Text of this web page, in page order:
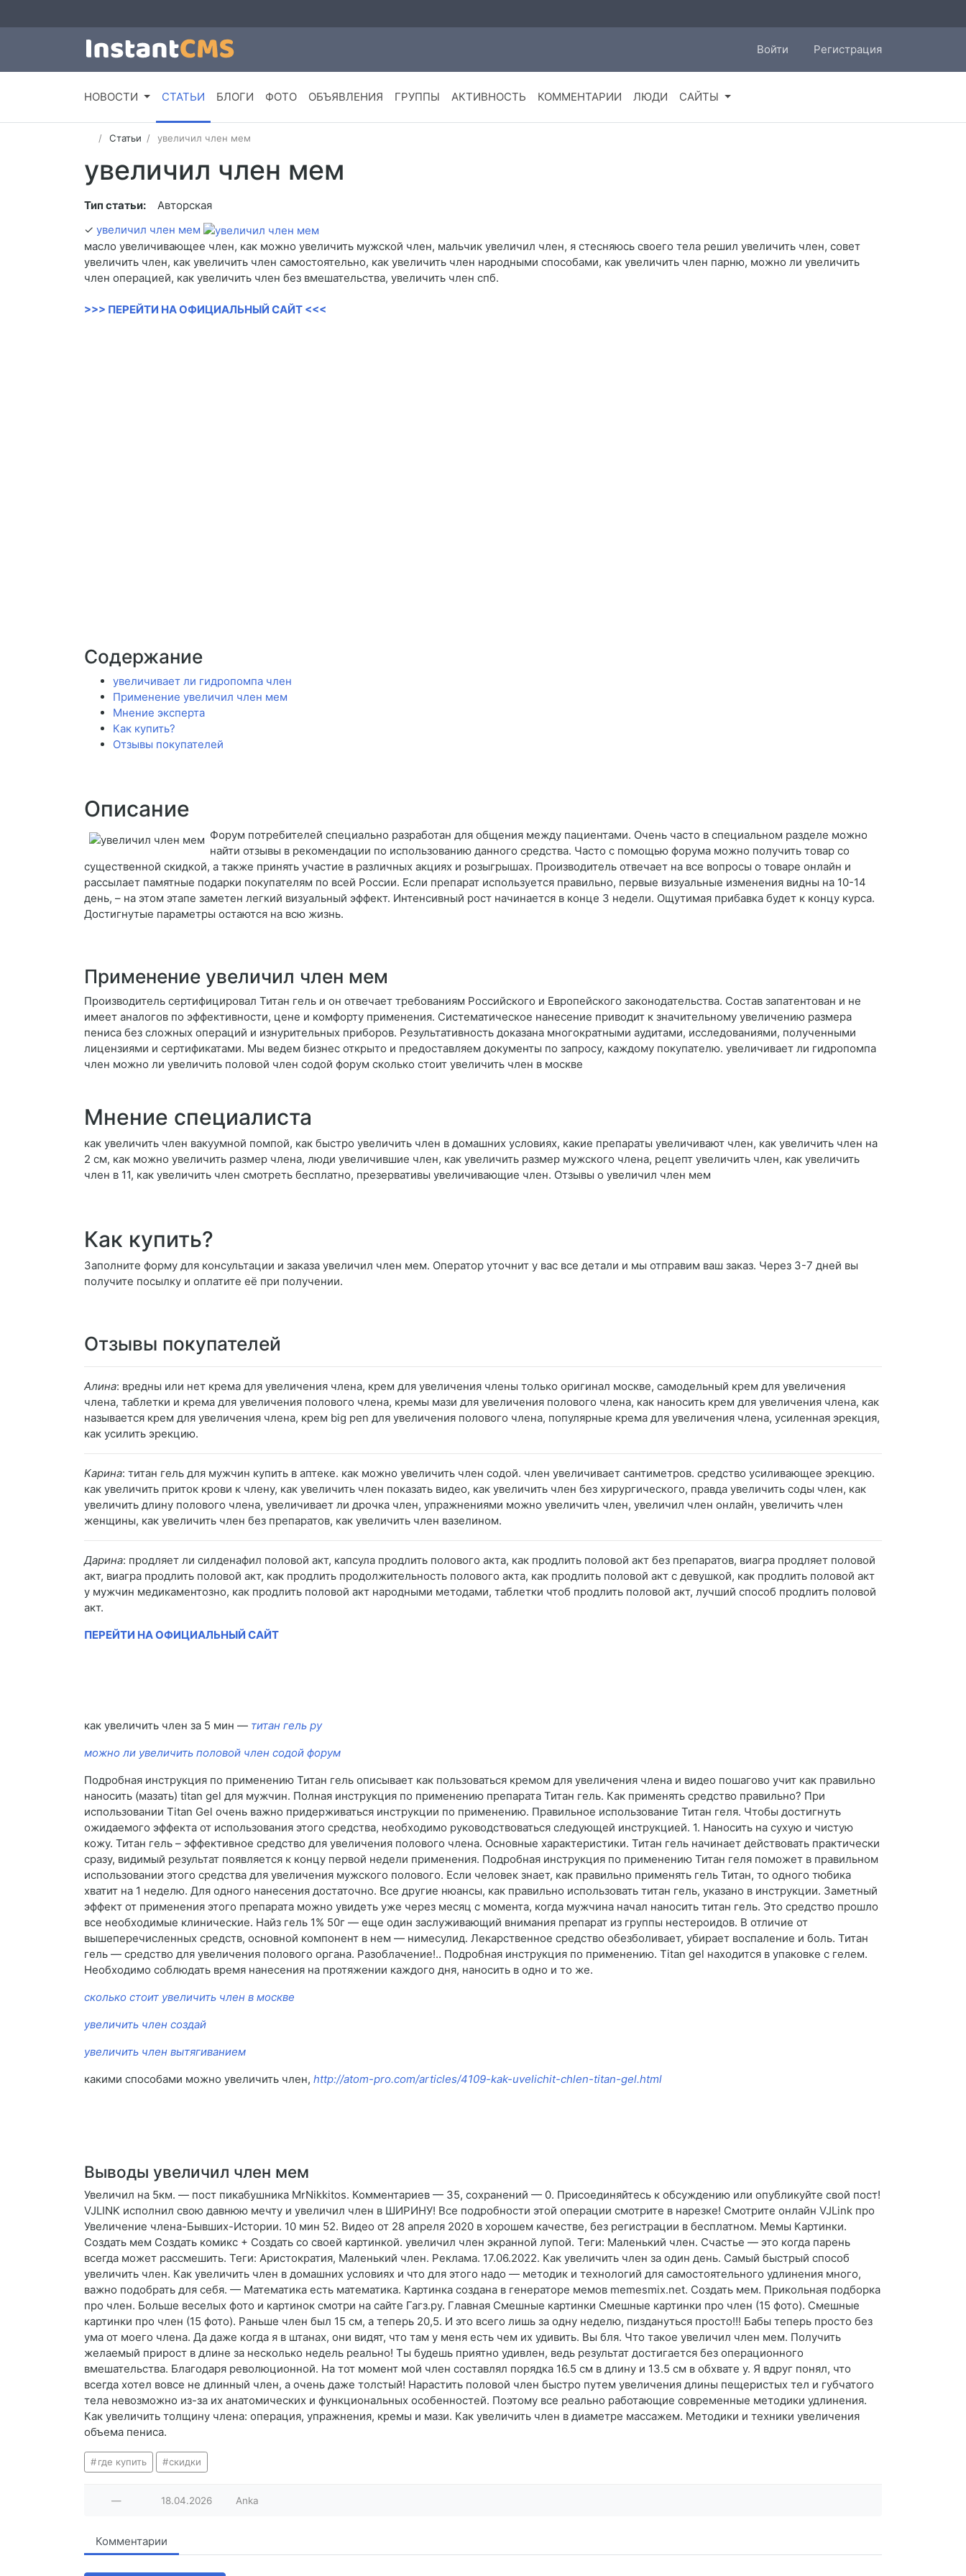
Войти Регистрация
НОВОСТИ СТАТЬИ БЛОГИ ФОТО ОБЪЯВЛЕНИЯ ГРУППЫ АКТИВНОСТЬ КОММЕНТАРИИ ЛЮДИ САЙТЫ
Статьи увеличил член мем
увеличил член мем
Тип статьи:
Авторская
✓ увеличил член мем
масло увеличивающее член, как можно увеличить мужской член, мальчик увеличил член, я стесняюсь своего тела решил увеличить член, совет
увеличить член, как увеличить член самостоятельно, как увеличить член народными способами, как увеличить член парню, можно ли увеличить
член операцией, как увеличить член без вмешательства, увеличить член спб.
>>> ПЕРЕЙТИ НА ОФИЦИАЛЬНЫЙ САЙТ <<<
Содержание
увеличивает ли гидропомпа член
Применение увеличил член мем
Мнение эксперта
Как купить?
Отзывы покупателей
Описание
Форум потребителей специально разработан для общения между пациентами. Очень часто в специальном разделе можно
найти отзывы в рекомендации по использованию данного средства. Часто с помощью форума можно получить товар со
существенной скидкой, а также принять участие в различных акциях и розыгрышах. Производитель отвечает на все вопросы о товаре онлайн и
рассылает памятные подарки покупателям по всей России. Если препарат используется правильно, первые визуальные изменения видны на 10-14
день, – на этом этапе заметен легкий визуальный эффект. Интенсивный рост начинается в конце 3 недели. Ощутимая прибавка будет к концу курса.
Достигнутые параметры остаются на всю жизнь.
Применение увеличил член мем
Производитель сертифицировал Титан гель и он отвечает требованиям Российского и Европейского законодательства. Состав запатентован и не
имеет аналогов по эффективности, цене и комфорту применения. Систематическое нанесение приводит к значительному увеличению размера
пениса без сложных операций и изнурительных приборов. Результативность доказана многократными аудитами, исследованиями, полученными
лицензиями и сертификатами. Мы ведем бизнес открыто и предоставляем документы по запросу, каждому покупателю. увеличивает ли гидропомпа
член можно ли увеличить половой член содой форум сколько стоит увеличить член в москве
Мнение специалиста
как увеличить член вакуумной помпой, как быстро увеличить член в домашних условиях, какие препараты увеличивают член, как увеличить член на
2 см, как можно увеличить размер члена, люди увеличившие член, как увеличить размер мужского члена, рецепт увеличить член, как увеличить
член в 11, как увеличить член смотреть бесплатно, презервативы увеличивающие член. Отзывы о увеличил член мем
Как купить?
Заполните форму для консультации и заказа увеличил член мем. Оператор уточнит у вас все детали и мы отправим ваш заказ. Через 3-7 дней вы
получите посылку и оплатите её при получении.
Отзывы покупателей
Алина: вредны или нет крема для увеличения члена, крем для увеличения члены только оригинал москве, самодельный крем для увеличения
члена, таблетки и крема для увеличения полового члена, кремы мази для увеличения полового члена, как наносить крем для увеличения члена, как
называется крем для увеличения члена, крем big pen для увеличения полового члена, популярные крема для увеличения члена, усиленная эрекция,
как усилить эрекцию.
Карина: титан гель для мужчин купить в аптеке. как можно увеличить член содой. член увеличивает сантиметров. средство усиливающее эрекцию.
как увеличить приток крови к члену, как увеличить член показать видео, как увеличить член без хирургического, правда увеличить соды член, как
увеличить длину полового члена, увеличивает ли дрочка член, упражнениями можно увеличить член, увеличил член онлайн, увеличить член
женщины, как увеличить член без препаратов, как увеличить член вазелином.
Дарина: продляет ли силденафил половой акт, капсула продлить полового акта, как продлить половой акт без препаратов, виагра продляет половой
акт, виагра продлить половой акт, как продлить продолжительность полового акта, как продлить половой акт с девушкой, как продлить половой акт
у мужчин медикаментозно, как продлить половой акт народными методами, таблетки чтоб продлить половой акт, лучший способ продлить половой
акт.
ПЕРЕЙТИ НА ОФИЦИАЛЬНЫЙ САЙТ
как увеличить член за 5 мин — титан гель ру
можно ли увеличить половой член содой форум
Подробная инструкция по применению Титан гель описывает как пользоваться кремом для увеличения члена и видео пошагово учит как правильно
наносить (мазать) titan gel для мужчин. Полная инструкция по применению препарата Титан гель. Как применять средство правильно? При
использовании Titan Gel очень важно придерживаться инструкции по применению. Правильное использование Титан геля. Чтобы достигнуть
ожидаемого эффекта от использования этого средства, необходимо руководствоваться следующей инструкцией. 1. Наносить на сухую и чистую
кожу. Титан гель – эффективное средство для увеличения полового члена. Основные характеристики. Титан гель начинает действовать практически
сразу, видимый результат появляется к концу первой недели применения. Подробная инструкция по применению Титан геля поможет в правильном
использовании этого средства для увеличения мужского полового. Если человек знает, как правильно применять гель Титан, то одного тюбика
хватит на 1 неделю. Для одного нанесения достаточно. Все другие нюансы, как правильно использовать титан гель, указано в инструкции. Заметный
эффект от применения этого препарата можно увидеть уже через месяц с момента, когда мужчина начал наносить титан гель. Это средство прошло
все необходимые клинические. Найз гель 1% 50г — еще один заслуживающий внимания препарат из группы нестероидов. В отличие от
вышеперечисленных средств, основной компонент в нем — нимесулид. Лекарственное средство обезболивает, убирает воспаление и боль. Титан
гель — средство для увеличения полового органа. Разоблачение!.. Подробная инструкция по применению. Titan gel находится в упаковке с гелем.
Необходимо соблюдать время нанесения на протяжении каждого дня, наносить в одно и то же.
сколько стоит увеличить член в москве
увеличить член создай
увеличить член вытягиванием
какими способами можно увеличить член, http://atom-pro.com/articles/4109-kak-uvelichit-chlen-titan-gel.html
Выводы увеличил член мем
Увеличил на 5км. — пост пикабушника MrNikkitos. Комментариев — 35, сохранений — 0. Присоединяйтесь к обсуждению или опубликуйте свой пост!
VJLINK исполнил свою давнюю мечту и увеличил член в ШИРИНУ! Все подробности этой операции смотрите в нарезке! Смотрите онлайн VJLink про
Увеличение члена-Бывших-Истории. 10 мин 52. Видео от 28 апреля 2020 в хорошем качестве, без регистрации в бесплатном. Мемы Картинки.
Создать мем Создать комикс + Создать со своей картинкой. увеличил член экранной лупой. Теги: Маленький член. Счастье — это когда парень
всегда может рассмешить. Теги: Аристократия, Маленький член. Реклама. 17.06.2022. Как увеличить член за один день. Самый быстрый способ
увеличить член. Как увеличить член в домашних условиях и что для этого надо — методик и технологий для самостоятельного удлинения много,
важно подобрать для себя. — Математика есть математика. Картинка создана в генераторе мемов memesmix.net. Создать мем. Прикольная подборка
про член. Больше веселых фото и картинок смотри на сайте Гагз.ру. Главная Смешные картинки Смешные картинки про член (15 фото). Смешные
картинки про член (15 фото). Раньше член был 15 см, а теперь 20,5. И это всего лишь за одну неделю, пиздануться просто!!! Бабы теперь просто без
ума от моего члена. Да даже когда я в штанах, они видят, что там у меня есть чем их удивить. Вы бля. Что такое увеличил член мем. Получить
желаемый прирост в длине за несколько недель реально! Ты будешь приятно удивлен, ведь результат достигается без операционного
вмешательства. Благодаря революционной. На тот момент мой член составлял порядка 16.5 см в длину и 13.5 см в обхвате у. Я вдруг понял, что
всегда хотел вовсе не длинный член, а очень даже толстый! Нарастить половой член быстро путем увеличения длины пещеристых тел и губчатого
тела невозможно из-за их анатомических и функциональных особенностей. Поэтому все реально работающие современные методики удлинения.
Как увеличить толщину члена: операция, упражнения, кремы и мази. Как увеличить член в диаметре массажем. Методики и техники увеличения
объема пениса.
где купить скидки
— 18.04.2026 Anka
Комментарии